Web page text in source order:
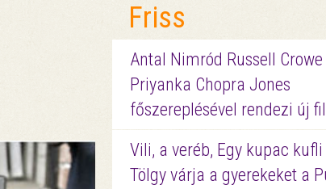
Friss
Antal Nimród Russell Crowe
Priyanka Chopra Jones
főszereplésével rendezi új
Vili, a veréb, Egy kupac kufli
Tölgy várja a gyerekeket a